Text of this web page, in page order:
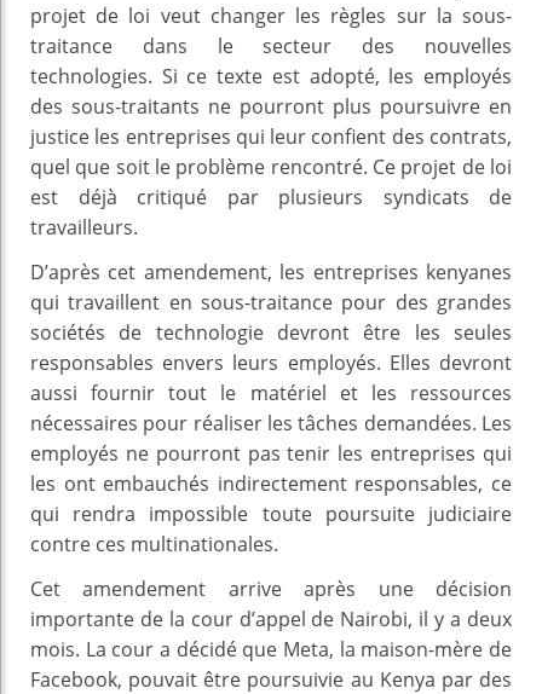
projet de loi veut changer les règles sur la sous-
traitance dans le secteur des nouvelles
technologies. Si ce texte est adopté, les employés
des sous-traitants ne pourront plus poursuivre en
justice les entreprises qui leur confient des contrats,
quel que soit le problème rencontré. Ce projet de loi
est déjà critiqué par plusieurs syndicats de
travailleurs.
D’après cet amendement, les entreprises kenyanes
qui travaillent en sous-traitance pour des grandes
sociétés de technologie devront être les seules
responsables envers leurs employés. Elles devront
aussi fournir tout le matériel et les ressources
nécessaires pour réaliser les tâches demandées. Les
employés ne pourront pas tenir les entreprises qui
les ont embauchés indirectement responsables, ce
qui rendra impossible toute poursuite judiciaire
contre ces multinationales.
Cet amendement arrive après une décision
importante de la cour d’appel de Nairobi, il y a deux
mois. La cour a décidé que Meta, la maison-mère de
Facebook, pouvait être poursuivie au Kenya par des